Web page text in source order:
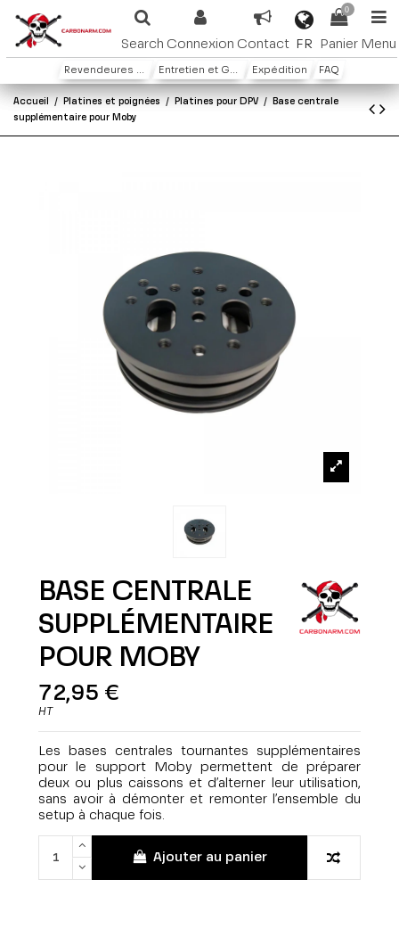
Search Connexion Contact FR
0
Panier Menu
Revendeures ou distributeures Entretien et Garantie Expédition FAQ
Accueil Platines et poignées Platines pour DPV
Base centrale
supplémentaire pour Moby
BASE CENTRALE
SUPPLÉMENTAIRE
POUR MOBY
72,95 €
HT
Les bases centrales tournantes supplémentaires
pour le support Moby permettent de préparer
deux ou plus caissons et d’alterner leur utilisation,
sans avoir à démonter et remonter l’ensemble du
setup à chaque fois.
Ajouter au panier